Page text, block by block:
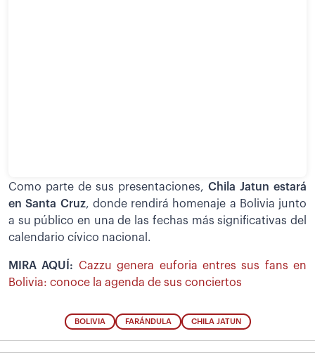
Como parte de sus presentaciones, Chila Jatun estará
en Santa Cruz, donde rendirá homenaje a Bolivia junto
a su público en una de las fechas más significativas del
calendario cívico nacional.
MIRA AQUÍ: Cazzu genera euforia entres sus fans en
Bolivia: conoce la agenda de sus conciertos
BOLIVIA FARÁNDULA CHILA JATUN